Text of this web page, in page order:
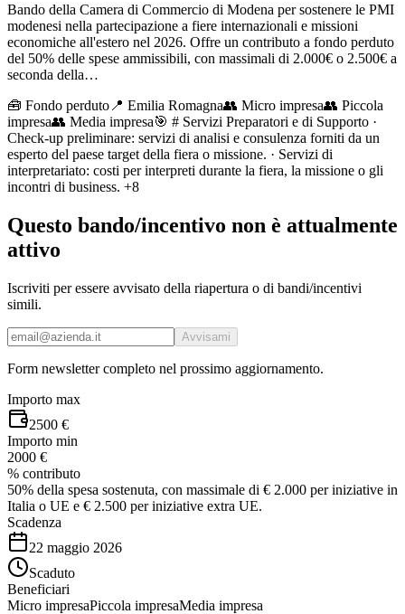
Bando della Camera di Commercio di Modena per sostenere le PMI
modenesi nella partecipazione a fiere internazionali e missioni
economiche all'estero nel 2026. Offre un contributo a fondo perduto
del 50% delle spese ammissibili, con massimali di 2.000€ o 2.500€ a
seconda della…
🧰 Fondo perduto 📍 Emilia Romagna👥 Micro impresa👥 Piccola
impresa👥 Media impresa🎯 # Servizi Preparatori e di Supporto ·
Check-up preliminare: servizi di analisi e consulenza forniti da un
esperto del paese target della fiera o missione. · Servizi di
interpretariato: costi per interpreti durante la fiera, la missione o gli
incontri di business. +8
Questo bando/incentivo non è attualmente
attivo
Iscriviti per essere avvisato della riapertura o di bandi/incentivi
simili.
Avvisami
Form newsletter completo nel prossimo aggiornamento.
Importo max
2500 €
Importo min
2000 €
% contributo
50% della spesa sostenuta, con massimale di € 2.000 per iniziative in
Italia o UE e € 2.500 per iniziative extra UE.
Scadenza
22 maggio 2026
Scaduto
Beneficiari
Micro impresaPiccola impresaMedia impresa